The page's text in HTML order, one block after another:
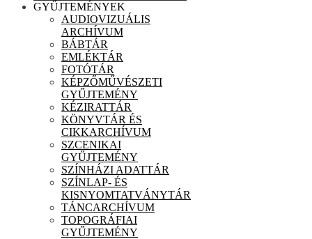
GYŰJTEMÉNYEK
AUDIOVIZUÁLIS
ARCHÍVUM
BÁBTÁR
EMLÉKTÁR
FOTÓTÁR
KÉPZŐMŰVÉSZETI
GYŰJTEMÉNY
KÉZIRATTÁR
KÖNYVTÁR ÉS
CIKKARCHÍVUM
SZCENIKAI
GYŰJTEMÉNY
SZÍNHÁZI ADATTÁR
SZÍNLAP- ÉS
KISNYOMTATVÁNYTÁR
TÁNCARCHÍVUM
TOPOGRÁFIAI
GYŰJTEMÉNY